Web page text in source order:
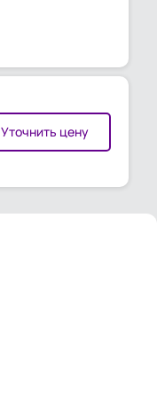
Уточнить цену